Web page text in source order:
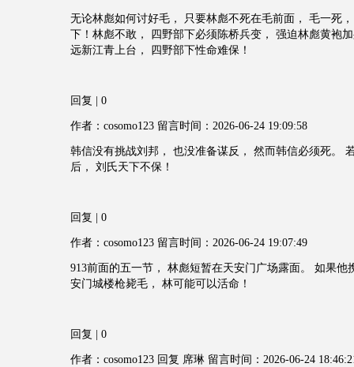
无论林彪如何讨好毛， 只要林彪不死在毛前面， 毛一死
下！林彪不敢， 四野部下必须陈桥兵变， 强迫林彪黄袍
远新江青上台， 四野部下性命难保！
回复 | 0
作者：cosomo123 留言时间：2026-06-24 19:09:58
韩信没有挑战刘邦， 也没准备谋反， 然而韩信必须死。
后， 刘氏天下不保！
回复 | 0
作者：cosomo123 留言时间：2026-06-24 19:07:49
913前面的五一节， 林彪短暂在天安门广场露面。 如果他
安门城楼枪毙毛， 林可能可以活命！
回复 | 0
作者：cosomo123 回复 席琳 留言时间：2026-06-24